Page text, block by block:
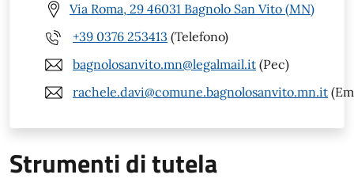
Via Roma, 29 46031 Bagnolo San Vito (MN)
+39 0376 253413 (Telefono)
bagnolosanvito.mn@legalmail.it (Pec)
rachele.davi@comune.bagnolosanvito.mn.it
Strumenti di tutela